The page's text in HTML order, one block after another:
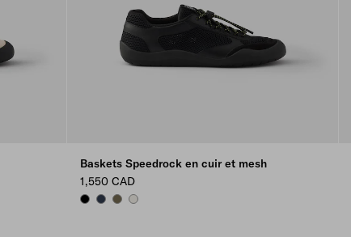
Baskets Speedrock en cuir et mesh
1,550 CAD
BLACKNAVYFOREST GREEN
CHALK WHITE